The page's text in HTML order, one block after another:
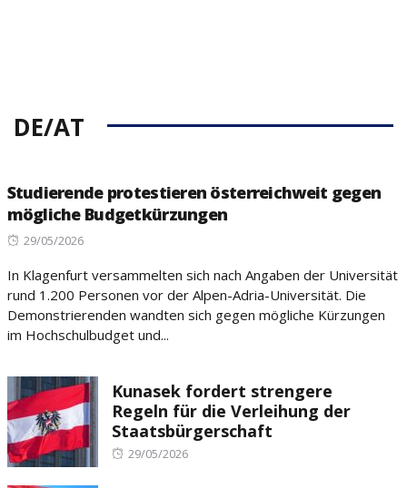
DE/AT
Studierende protestieren österreichweit gegen
mögliche Budgetkürzungen
Posted
29/05/2026
In Klagenfurt versammelten sich nach Angaben der Universität
rund 1.200 Personen vor der Alpen-Adria-Universität. Die
Demonstrierenden wandten sich gegen mögliche Kürzungen
im Hochschulbudget und...
Kunasek fordert strengere
Regeln für die Verleihung der
Staatsbürgerschaft
Posted
29/05/2026